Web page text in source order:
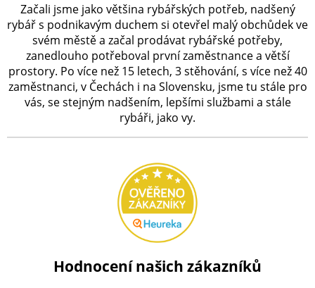
Začali jsme jako většina rybářských potřeb, nadšený
rybář s podnikavým duchem si otevřel malý obchůdek ve
svém městě a začal prodávat rybářské potřeby,
zanedlouho potřeboval první zaměstnance a větší
prostory. Po více než 15 letech, 3 stěhování, s více než 40
zaměstnanci, v Čechách i na Slovensku, jsme tu stále pro
vás, se stejným nadšením, lepšími službami a stále
rybáři, jako vy.
Hodnocení našich zákazníků